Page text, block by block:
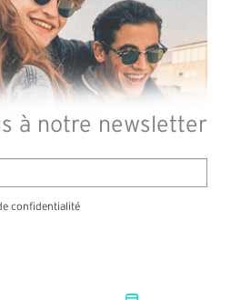
à notre newsletter
confidentialité